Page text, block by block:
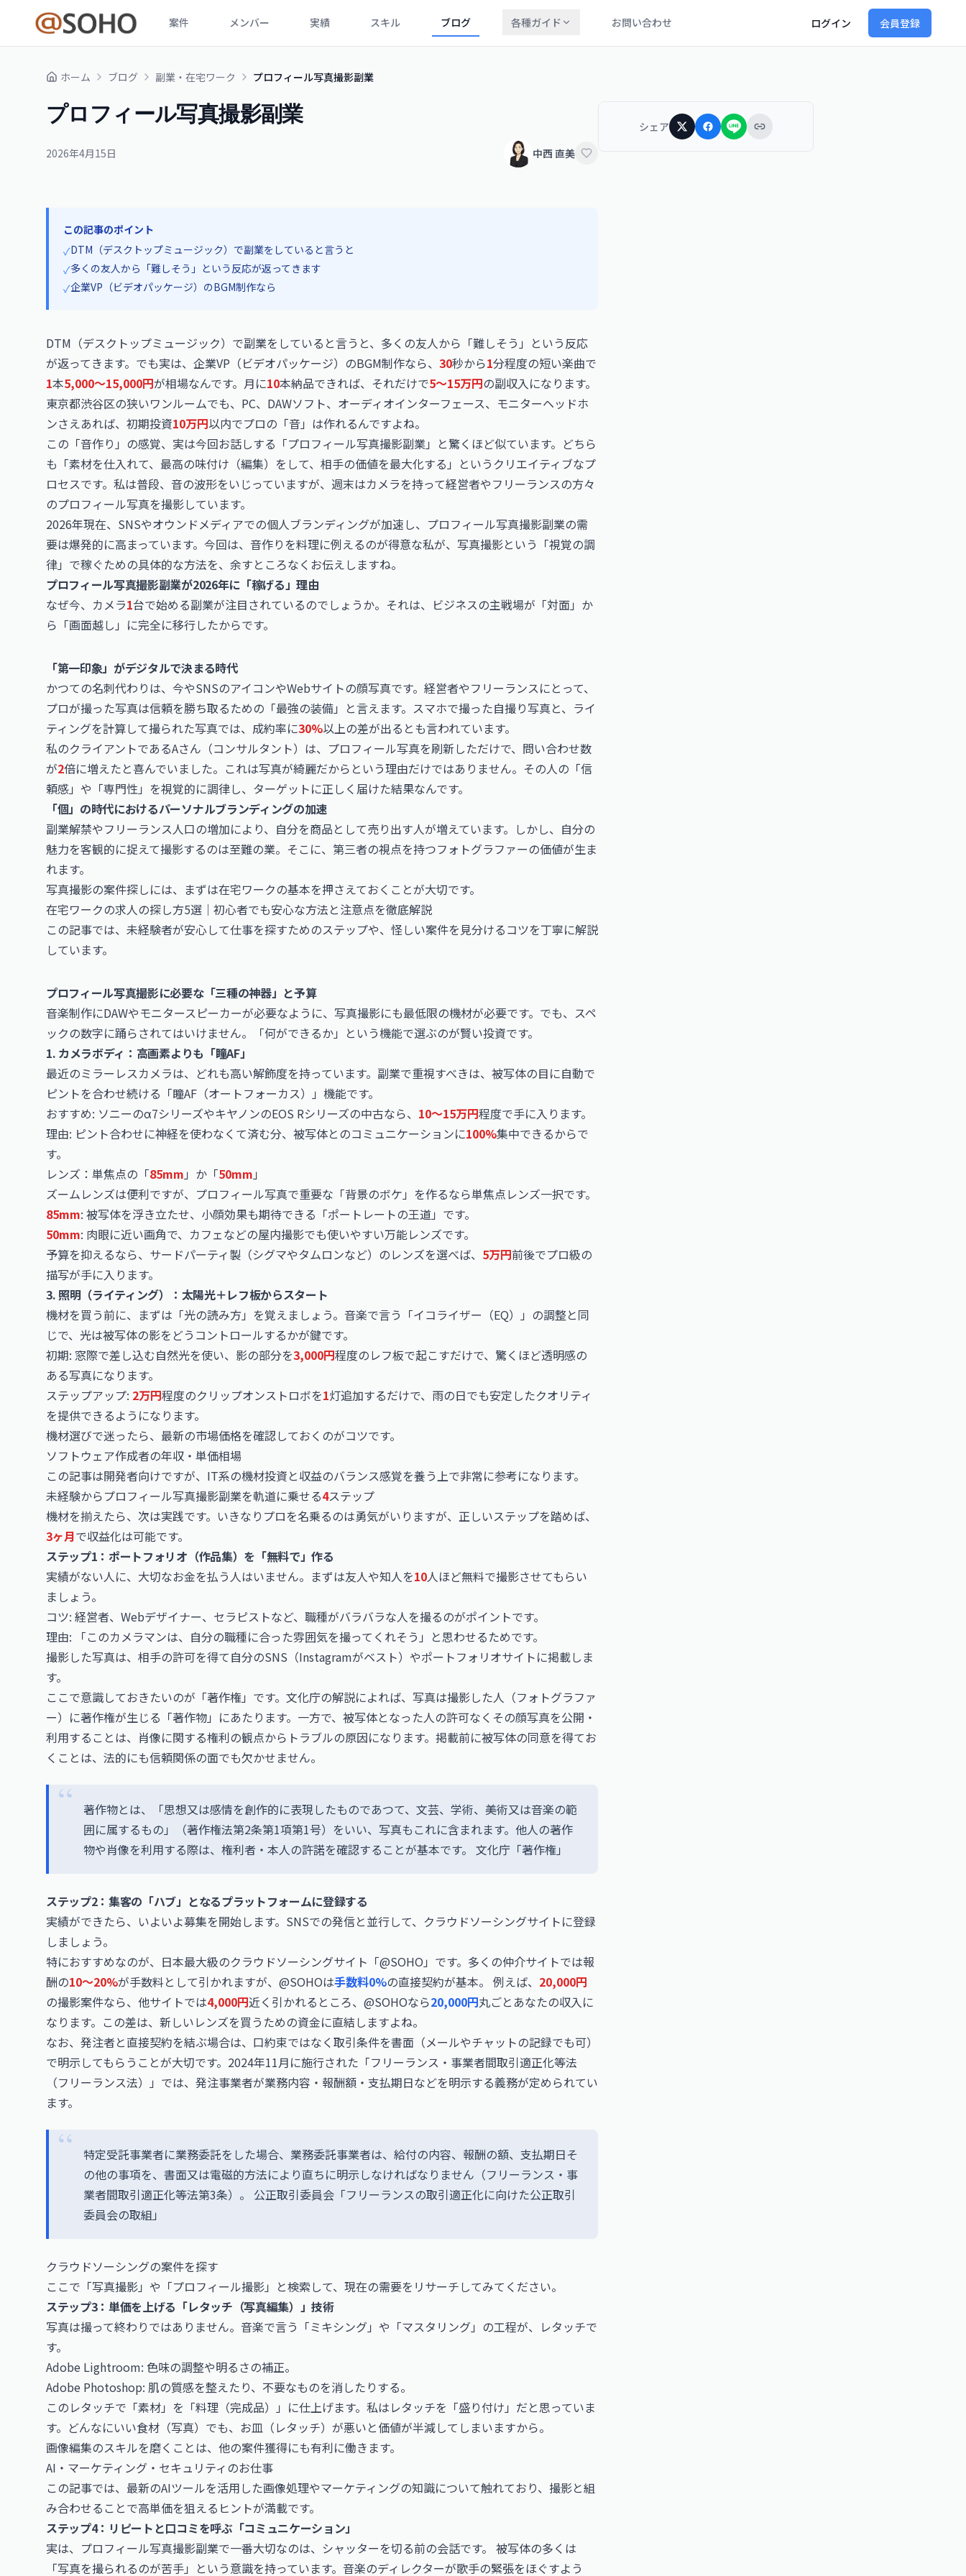
案件 メンバー 実績 スキル ブログ 各種ガイド お問い合わせ ログイン 会員登録
ホーム ブログ 副業・在宅ワーク プロフィール写真撮影副業
プロフィール写真撮影副業
2026年4月15日 中西 直美
この記事のポイント
✓DTM（デスクトップミュージック）で副業をしていると言うと
✓多くの友人から「難しそう」という反応が返ってきます
✓企業VP（ビデオパッケージ）のBGM制作なら
DTM（デスクトップミュージック）で副業をしていると言うと、多くの友人から「難しそう」という反応
が返ってきます。でも実は、企業VP（ビデオパッケージ）のBGM制作なら、 30秒から1分程度の短い楽曲で
1本5,000〜15,000円が相場なんです。月に10本納品できれば、それだけで5〜15万円の副収入になります。
東京都渋谷区の狭いワンルームでも、PC、DAWソフト、オーディオインターフェース、モニターヘッドホ
ンさえあれば、初期投資10万円以内でプロの「音」は作れるんですよね。
この「音作り」の感覚、実は今回お話しする「プロフィール写真撮影副業」と驚くほど似ています。どちら
も「素材を仕入れて、最高の味付け（編集）をして、相手の価値を最大化する」というクリエイティブなプ
ロセスです。私は普段、音の波形をいじっていますが、週末はカメラを持って経営者やフリーランスの方々
のプロフィール写真を撮影しています。
2026年現在、SNSやオウンドメディアでの個人ブランディングが加速し、プロフィール写真撮影副業の需
要は爆発的に高まっています。今回は、音作りを料理に例えるのが得意な私が、写真撮影という「視覚の調
律」で稼ぐための具体的な方法を、余すところなくお伝えしますね。
プロフィール写真撮影副業が2026年に「稼げる」理由
なぜ今、カメラ1台で始める副業が注目されているのでしょうか。それは、ビジネスの主戦場が「対面」か
ら「画面越し」に完全に移行したからです。
「第一印象」がデジタルで決まる時代
かつての名刺代わりは、今やSNSのアイコンやWebサイトの顔写真です。経営者やフリーランスにとって、
プロが撮った写真は信頼を勝ち取るための「最強の装備」と言えます。スマホで撮った自撮り写真と、ライ
ティングを計算して撮られた写真では、成約率に30%以上の差が出るとも言われています。
私のクライアントであるAさん（コンサルタント）は、プロフィール写真を刷新しただけで、問い合わせ数
が2倍に増えたと喜んでいました。これは写真が綺麗だからという理由だけではありません。その人の「信
頼感」や「専門性」を視覚的に調律し、ターゲットに正しく届けた結果なんです。
「個」の時代におけるパーソナルブランディングの加速
副業解禁やフリーランス人口の増加により、自分を商品として売り出す人が増えています。しかし、自分の
魅力を客観的に捉えて撮影するのは至難の業。そこに、第三者の視点を持つフォトグラファーの価値が生ま
れます。
写真撮影の案件探しには、まずは在宅ワークの基本を押さえておくことが大切です。
在宅ワークの求人の探し方5選｜初心者でも安心な方法と注意点を徹底解説
この記事では、未経験者が安心して仕事を探すためのステップや、怪しい案件を見分けるコツを丁寧に解説
しています。
プロフィール写真撮影に必要な「三種の神器」と予算
音楽制作にDAWやモニタースピーカーが必要なように、写真撮影にも最低限の機材が必要です。でも、スペ
ックの数字に踊らされてはいけません。「何ができるか」という機能で選ぶのが賢い投資です。
1. カメラボディ：高画素よりも「瞳AF」
最近のミラーレスカメラは、どれも高い解飾度を持っています。副業で重視すべきは、被写体の目に自動で
ピントを合わせ続ける「瞳AF（オートフォーカス）」機能です。
おすすめ: ソニーのα7シリーズやキヤノンのEOS Rシリーズの中古なら、 10〜15万円程度で手に入ります。
理由: ピント合わせに神経を使わなくて済む分、被写体とのコミュニケーションに100%集中できるからで
す。
レンズ：単焦点の「85mm 」か「50mm 」
ズームレンズは便利ですが、プロフィール写真で重要な「背景のボケ」を作るなら単焦点レンズ一択です。
85mm: 被写体を浮き立たせ、小顔効果も期待できる「ポートレートの王道」です。
50mm: 肉眼に近い画角で、カフェなどの屋内撮影でも使いやすい万能レンズです。
予算を抑えるなら、サードパーティ製（シグマやタムロンなど）のレンズを選べば、 5万円前後でプロ級の
描写が手に入ります。
3. 照明（ライティング）：太陽光＋レフ板からスタート
機材を買う前に、まずは「光の読み方」を覚えましょう。音楽で言う「イコライザー（EQ）」の調整と同
じで、光は被写体の影をどうコントロールするかが鍵です。
初期: 窓際で差し込む自然光を使い、影の部分を3,000円程度のレフ板で起こすだけで、驚くほど透明感の
ある写真になります。
ステップアップ: 2万円程度のクリップオンストロボを1灯追加するだけで、雨の日でも安定したクオリティ
を提供できるようになります。
機材選びで迷ったら、最新の市場価格を確認しておくのがコツです。
ソフトウェア作成者の年収・単価相場
この記事は開発者向けですが、IT系の機材投資と収益のバランス感覚を養う上で非常に参考になります。
未経験からプロフィール写真撮影副業を軌道に乗せる4ステップ
機材を揃えたら、次は実践です。いきなりプロを名乗るのは勇気がいりますが、正しいステップを踏めば、
3ヶ月で収益化は可能です。
ステップ1：ポートフォリオ（作品集）を「無料で」作る
実績がない人に、大切なお金を払う人はいません。まずは友人や知人を10人ほど無料で撮影させてもらい
ましょう。
コツ: 経営者、Webデザイナー、セラピストなど、職種がバラバラな人を撮るのがポイントです。
理由: 「このカメラマンは、自分の職種に合った雰囲気を撮ってくれそう」と思わせるためです。
撮影した写真は、相手の許可を得て自分のSNS（Instagramがベスト）やポートフォリオサイトに掲載しま
す。
ここで意識しておきたいのが「著作権」です。文化庁の解説によれば、写真は撮影した人（フォトグラファ
ー）に著作権が生じる「著作物」にあたります。一方で、被写体となった人の許可なくその顔写真を公開・
利用することは、肖像に関する権利の観点からトラブルの原因になります。掲載前に被写体の同意を得てお
くことは、法的にも信頼関係の面でも欠かせません。
著作物とは、「思想又は感情を創作的に表現したものであつて、文芸、学術、美術又は音楽の範
囲に属するもの」（著作権法第2条第1項第1号）をいい、写真もこれに含まれます。他人の著作
物や肖像を利用する際は、権利者・本人の許諾を確認することが基本です。 文化庁「著作権」
ステップ2：集客の「ハブ」となるプラットフォームに登録する
実績ができたら、いよいよ募集を開始します。SNSでの発信と並行して、クラウドソーシングサイトに登録
しましょう。
特におすすめなのが、日本最大級のクラウドソーシングサイト「@SOHO」です。多くの仲介サイトでは報
酬の10〜20%が手数料として引かれますが、@SOHOは手数料0%の直接契約が基本。 例えば、 20,000円
の撮影案件なら、他サイトでは4,000円近く引かれるところ、@SOHOなら20,000円丸ごとあなたの収入に
なります。この差は、新しいレンズを買うための資金に直結しますよね。
なお、発注者と直接契約を結ぶ場合は、口約束ではなく取引条件を書面（メールやチャットの記録でも可）
で明示してもらうことが大切です。2024年11月に施行された「フリーランス・事業者間取引適正化等法
（フリーランス法）」では、発注事業者が業務内容・報酬額・支払期日などを明示する義務が定められてい
ます。
特定受託事業者に業務委託をした場合、業務委託事業者は、給付の内容、報酬の額、支払期日そ
の他の事項を、書面又は電磁的方法により直ちに明示しなければなりません（フリーランス・事
業者間取引適正化等法第3条）。 公正取引委員会「フリーランスの取引適正化に向けた公正取引
委員会の取組」
クラウドソーシングの案件を探す
ここで「写真撮影」や「プロフィール撮影」と検索して、現在の需要をリサーチしてみてください。
ステップ3：単価を上げる「レタッチ（写真編集）」技術
写真は撮って終わりではありません。音楽で言う「ミキシング」や「マスタリング」の工程が、レタッチで
す。
Adobe Lightroom: 色味の調整や明るさの補正。
Adobe Photoshop: 肌の質感を整えたり、不要なものを消したりする。
このレタッチで「素材」を「料理（完成品）」に仕上げます。私はレタッチを「盛り付け」だと思っていま
す。どんなにいい食材（写真）でも、お皿（レタッチ）が悪いと価値が半減してしまいますから。
画像編集のスキルを磨くことは、他の案件獲得にも有利に働きます。
AI・マーケティング・セキュリティのお仕事
この記事では、最新のAIツールを活用した画像処理やマーケティングの知識について触れており、撮影と組
み合わせることで高単価を狙えるヒントが満載です。
ステップ4：リピートと口コミを呼ぶ「コミュニケーション」
実は、プロフィール写真撮影副業で一番大切なのは、シャッターを切る前の会話です。 被写体の多くは
「写真を撮られるのが苦手」という意識を持っています。音楽のディレクターが歌手の緊張をほぐすよう
シェア